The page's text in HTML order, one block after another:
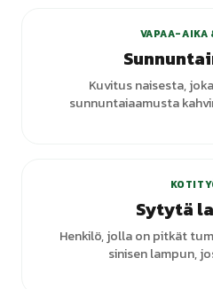
VAPAA-AIKA
Kuvitus naisesta,
sunnuntaiaamusta
Sytytä
Henkilö, jolla on pitkät
sinisen lampun,